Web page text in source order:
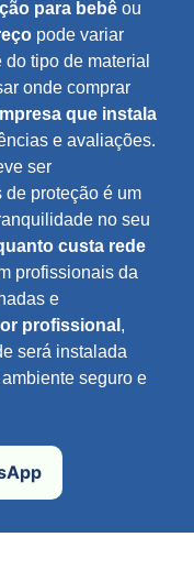
para bebê ou
pode variar
tipo de material
onde comprar
que instala
e avaliações.
ser
de proteção é um
no seu
custa rede
profissionais da
e
profissional ,
será instalada
seguro e